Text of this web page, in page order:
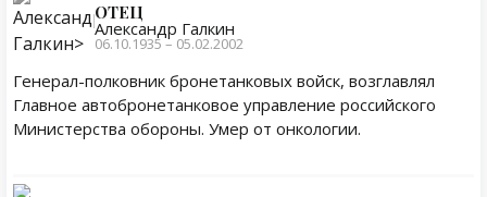
ОТЕЦ
Александр Галкин
06.10.1935 – 05.02.2002
Генерал-полковник бронетанковых войск, возглавлял
Главное автобронетанковое управление российского
Министерства обороны. Умер от онкологии.